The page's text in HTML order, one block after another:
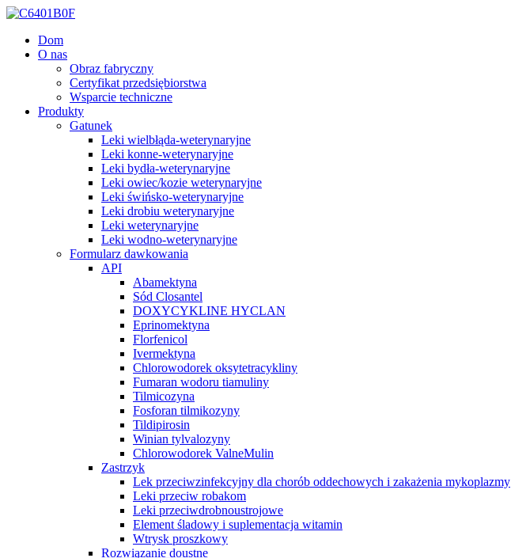
Dom
O nas
Obraz fabryczny
Certyfikat przedsiębiorstwa
Wsparcie techniczne
Produkty
Gatunek
Leki wielbłąda-weterynaryjne
Leki konne-weterynaryjne
Leki bydła-weterynaryjne
Leki owiec/kozie weterynaryjne
Leki świńsko-weterynaryjne
Leki drobiu weterynaryjne
Leki weterynaryjne
Leki wodno-weterynaryjne
Formularz dawkowania
API
Abamektyna
Sód Closantel
DOXYCYKLINE HYCLAN
Eprinomektyna
Florfenicol
Ivermektyna
Chlorowodorek oksytetracykliny
Fumaran wodoru tiamuliny
Tilmicozyna
Fosforan tilmikozyny
Tildipirosin
Winian tylvalozyny
Chlorowodorek ValneMulin
Zastrzyk
Lek przeciwzinfekcyjny dla chorób oddechowych i zakażenia mykoplazmy
Leki przeciw robakom
Leki przeciwdrobnoustrojowe
Element śladowy i suplementacja witamin
Wtrysk proszkowy
Rozwiązanie doustne